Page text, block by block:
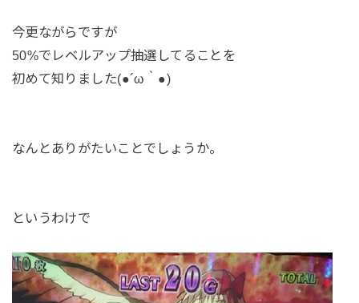
今更ながらですが
50%でレベルアップ抽選してることを
初めて知りました(●´ω｀●)
なんとありがたいことでしょうか。
というわけで